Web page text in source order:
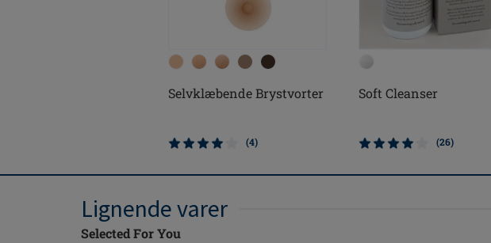
Selvklæbende Brystvorter
(4)
Soft Cleanser
(26)
Lignende varer
Selected For You